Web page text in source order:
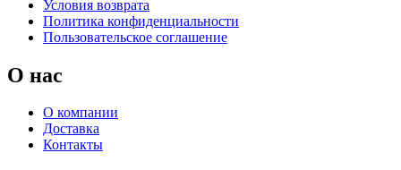
Условия возврата
Политика конфиденциальности
Пользовательское соглашение
О нас
О компании
Доставка
Контакты